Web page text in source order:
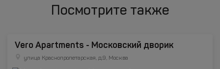
Посмотрите также
Vero Apartments - Московский дворик
улица Краснопролетарская, д.9, Москва